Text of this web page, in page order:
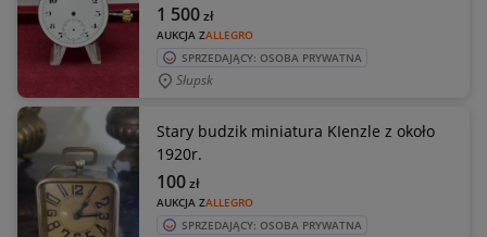
AUKCJA ZALLEGRO
1 500zł
SPRZEDAJĄCY: OSOBA PRYWATNA
Słupsk
Stary budzik miniatura KIenzle z około
1920r.
AUKCJA ZALLEGRO
100zł
SPRZEDAJĄCY: OSOBA PRYWATNA